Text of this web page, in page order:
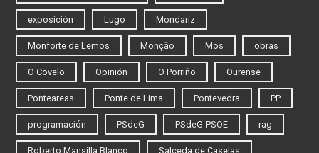
exposición Lugo Mondariz
Monforte de Lemos Monção Mos obras
O Covelo Opinión O Porriño Ourense
Ponteareas Ponte de Lima Pontevedra PP
programación PSdeG PSdeG-PSOE rag
Roberto Mansilla Blanco Salceda de Caselas